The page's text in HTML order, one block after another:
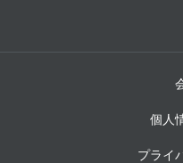
個人
プライ